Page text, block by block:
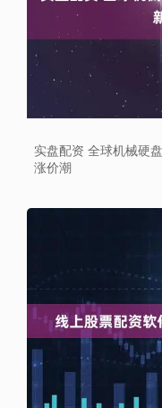
实盘配资 全球机械硬
涨价潮